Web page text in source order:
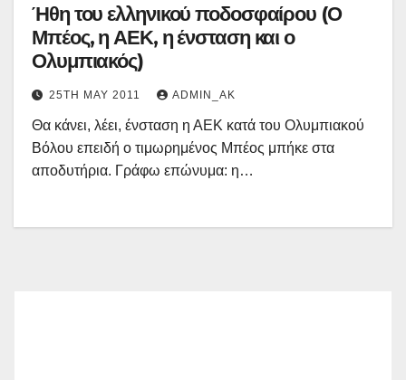
Ήθη του ελληνικού ποδοσφαίρου (Ο
Μπέος, η ΑΕΚ, η ένσταση και ο
Ολυμπιακός)
25TH MAY 2011 ADMIN_AK
Θα κάνει, λέει, ένσταση η ΑΕΚ κατά του Ολυμπιακού
Βόλου επειδή ο τιμωρημένος Μπέος μπήκε στα
αποδυτήρια. Γράφω επώνυμα: η…